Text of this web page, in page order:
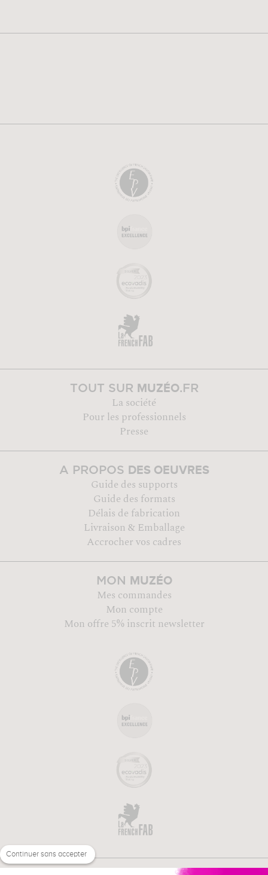
TOUT SUR MUZÉO.FR
La société
Pour les professionnels
Presse
A PROPOS DES OEUVRES
Guide des supports
Guide des formats
Délais de fabrication
Livraison & Emballage
Accrocher vos cadres
MON MUZÉO
Mes commandes
Mon compte
Mon offre 5% inscrit newsletter
Continuer sans accepter